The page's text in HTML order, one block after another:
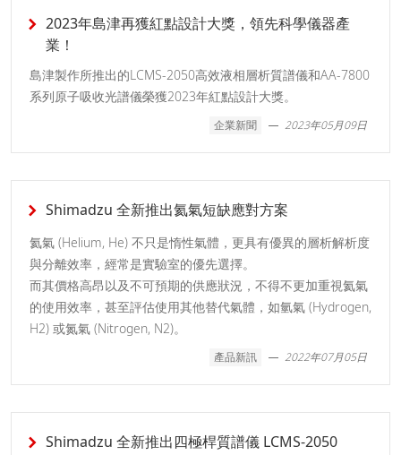
2023年島津再獲紅點設計大獎，領先科學儀器產
業！
島津製作所推出的LCMS-2050高效液相層析質譜儀和AA-7800
系列原子吸收光譜儀榮獲2023年紅點設計大獎。
企業新聞 2023年05月09日
Shimadzu 全新推出氦氣短缺應對方案
氦氣 (Helium, He) 不只是惰性氣體，更具有優異的層析解析度
與分離效率，經常是實驗室的優先選擇。
而其價格高昂以及不可預期的供應狀況，不得不更加重視氦氣
的使用效率，甚至評估使用其他替代氣體，如氫氣 (Hydrogen,
H2) 或氮氣 (Nitrogen, N2)。
產品新訊 2022年07月05日
Shimadzu 全新推出四極桿質譜儀 LCMS-2050